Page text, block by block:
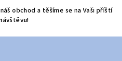
obchod a těšíme se na Vaši příští